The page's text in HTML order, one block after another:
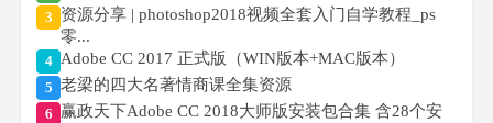
3 资源分享 | photoshop2018视频全套入门自学教程_ps
零...
4 Adobe CC 2017 正式版（WIN版本+MAC版本）
5 老梁的四大名著情商课全集资源
6 赢政天下Adobe CC 2018大师版安装包合集 含28个安